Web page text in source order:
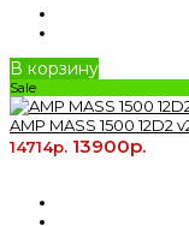
В корзину
Sale
AMP MASS 1500 12D2
14714р. 13900р.